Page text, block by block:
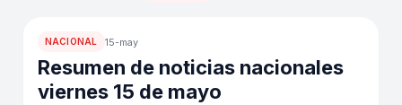
NACIONAL 15-may
Resumen de noticias nacionales
viernes 15 de mayo